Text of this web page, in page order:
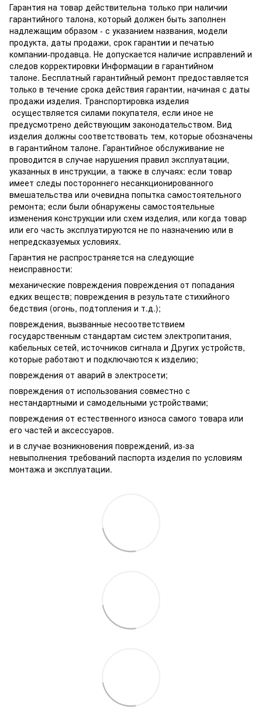
Гарантия на товар действительна только при наличии
гарантийного талона, который должен быть заполнен
надлежащим образом - с указанием названия, модели
продукта, даты продажи, срок гарантии и печатью
компании-продавца. Не допускается наличие исправлений и
следов корректировки Информации в гарантийном
талоне. Бесплатный гарантийный ремонт предоставляется
только в течение срока действия гарантии, начиная с даты
продажи изделия. Транспортировка изделия
осуществляется силами покупателя, если иное не
предусмотрено действующим законодательством. Вид
изделия должны соответствовать тем, которые обозначены
в гарантийном талоне. Гарантийное обслуживание не
проводится в случае нарушения правил эксплуатации,
указанных в инструкции, а также в случаях: если товар
имеет следы постороннего несанкционированного
вмешательства или очевидна попытка самостоятельного
ремонта; если были обнаружены самостоятельные
изменения конструкции или схем изделия, или когда товар
или его часть эксплуатируются не по назначению или в
непредсказуемых условиях.
Гарантия не распространяется на следующие
неисправности:
механические повреждения повреждения от попадания
едких веществ; повреждения в результате стихийного
бедствия (огонь, подтопления и т.д.);
повреждения, вызванные несоответствием
государственным стандартам систем электропитания,
кабельных сетей, источников сигнала и Других устройств,
которые работают и подключаются к изделию;
повреждения от аварий в электросети;
повреждения от использования совместно с
нестандартными и самодельными устройствами;
повреждения от естественного износа самого товара или
его частей и аксессуаров.
и в случае возникновения повреждений, из-за
невыполнения требований паспорта изделия по условиям
монтажа и эксплуатации.